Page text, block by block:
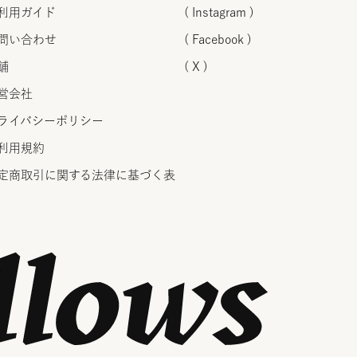
用ガイド
い合わせ
会社
イバシーポリシー
用規約
商取引に関する法律に基づく表
( Instagram )
( Facebook )
( X )